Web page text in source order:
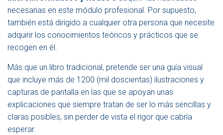
necesarias en este módulo profesional. Por supuesto,
también está dirigido a cualquier otra persona que necesite
adquirir los conocimientos teóricos y prácticos que se
recogen en él.
Más que un libro tradicional, pretende ser una guía visual
que incluye más de 1200 (mil doscientas) ilustraciones y
capturas de pantalla en las que se apoyan unas
explicaciones que siempre tratan de ser lo más sencillas y
claras posibles, sin perder de vista el rigor que cabría
esperar.